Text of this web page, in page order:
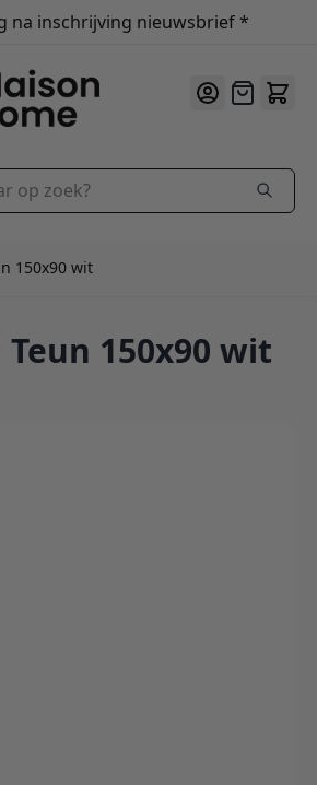
na inschrijving nieuwsbrief *
9.9 /10
Offerte
zoek?
150x90 wit
150x90 wit